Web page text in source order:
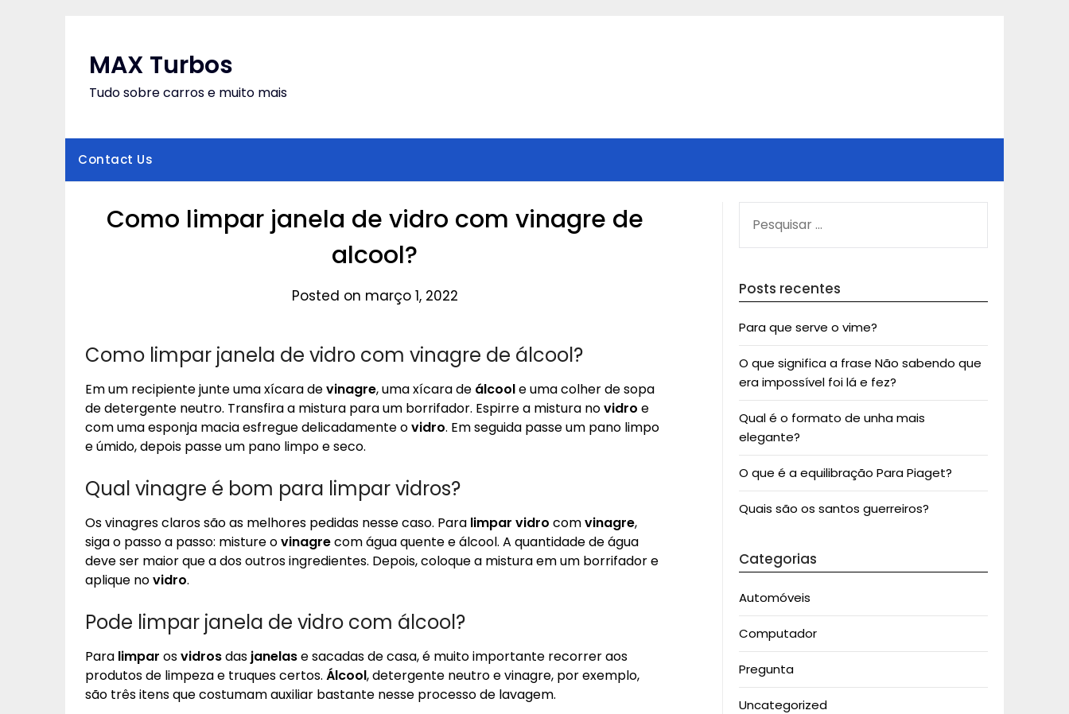
MAX Turbos
Tudo sobre carros e muito mais
Contact Us
Como limpar janela de vidro com vinagre de
alcool?
Posted on março 1, 2022
Como limpar janela de vidro com vinagre de álcool?
Em um recipiente junte uma xícara devinagre, uma xícara de álcoole uma colher de sopa
de detergente neutro. Transfira a mistura para um borrifador. Espirre a mistura novidro e
com uma esponja macia esfregue delicadamente ovidro. Em seguida passe um pano limpo
e úmido, depois passe um pano limpo e seco.
Qual vinagre é bom para limpar vidros?
Os vinagres claros são as melhores pedidas nesse caso. Para limpar vidro comvinagre,
siga o passo a passo: misture ovinagrecom água quente e álcool. A quantidade de água
deve ser maior que a dos outros ingredientes. Depois, coloque a mistura em um borrifador e
aplique novidro.
Pode limpar janela de vidro com álcool?
Para limpar osvidrosdas janelase sacadas de casa, é muito importante recorrer aos
produtos de limpeza e truques certos. Álcool, detergente neutro e vinagre, por exemplo,
são três itens que costumam auxiliar bastante nesse processo de lavagem.
POR:
Posts recentes
Para que serve o vime?
O que significa a frase Não sabendo que
era impossível foi lá e fez?
Qual é o formato de unha mais
elegante?
O que é a equilibração Para Piaget?
Quais são os santos guerreiros?
Categorias
Automóveis
Computador
Pregunta
Uncategorized